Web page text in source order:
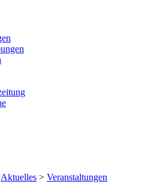
Aktuelles > Veranstaltungen